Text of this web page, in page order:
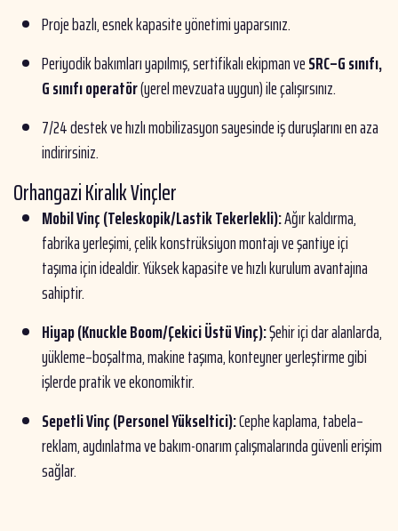
Proje bazlı, esnek kapasite yönetimi yaparsınız.
Periyodik bakımları yapılmış, sertifikalı ekipman veSRC–G sınıfı,
G sınıfı operatör(yerel mevzuata uygun) ile çalışırsınız.
7/24 destek ve hızlı mobilizasyon sayesinde iş duruşlarını en aza
indirirsiniz.
Orhangazi Kiralık Vinçler
Mobil Vinç (Teleskopik/Lastik Tekerlekli):Ağır kaldırma,
fabrika yerleşimi, çelik konstrüksiyon montajı ve şantiye içi
taşıma için idealdir. Yüksek kapasite ve hızlı kurulum avantajına
sahiptir.
Hiyap (Knuckle Boom/Çekici Üstü Vinç):Şehir içi dar alanlarda,
yükleme–boşaltma, makine taşıma, konteyner yerleştirme gibi
işlerde pratik ve ekonomiktir.
Sepetli Vinç (Personel Yükseltici):Cephe kaplama, tabela–
reklam, aydınlatma ve bakım-onarım çalışmalarında güvenli erişim
sağlar.